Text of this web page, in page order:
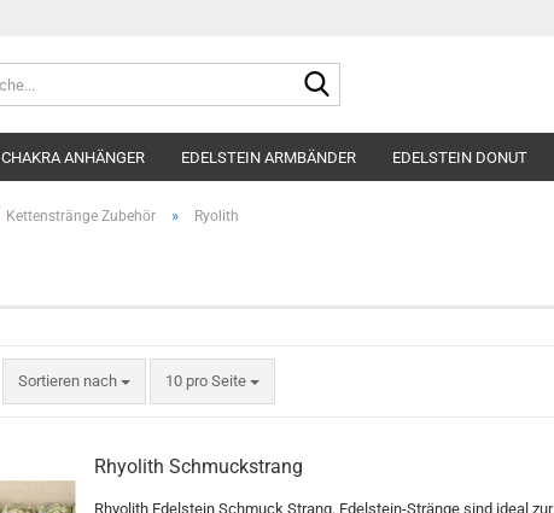
CHAKRA ANHÄNGER EDELSTEIN ARMBÄNDER EDELSTEIN DONUT
Kettenstränge Zubehör » Ryolith
Sortieren nach
Sortieren nach 10 pro Seite
pro Seite
Rhyolith Schmuckstrang
Rhyolith Edelstein Schmuck Strang. Edelstein-Stränge sind ideal zur